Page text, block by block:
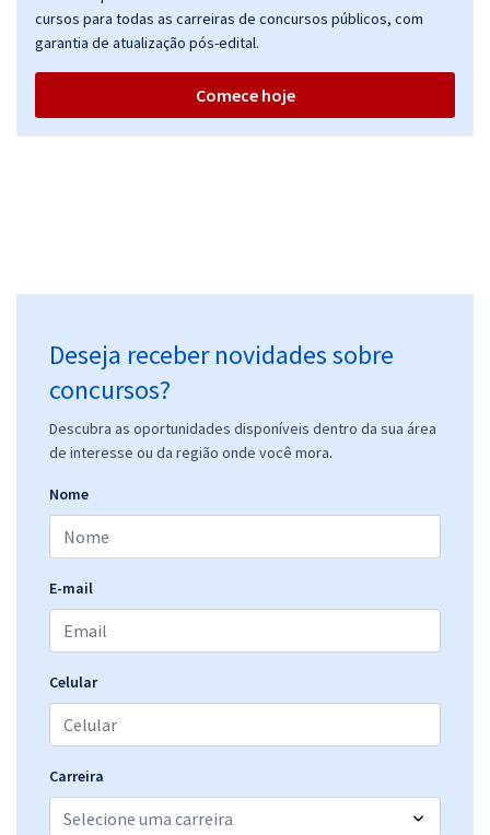
cursos para todas as carreiras de concursos públicos, com
garantia de atualização pós-edital.
Comece hoje
Deseja receber novidades sobre
concursos?
Descubra as oportunidades disponíveis dentro da sua área
de interesse ou da região onde você mora.
Nome
E-mail
Celular
Carreira